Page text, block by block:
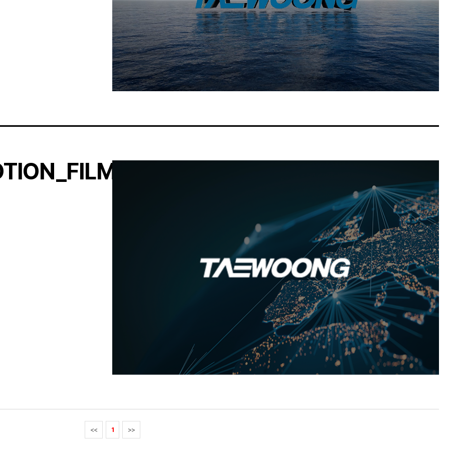
<< 1 >>